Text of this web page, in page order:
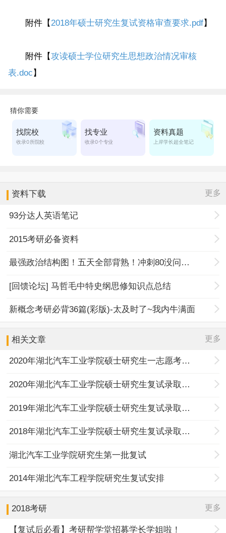
附件【2018年硕士研究生复试资格审查要求.pdf】
附件【攻读硕士学位研究生思想政治情况审核
表.doc 】
资料下载 更多
93分达人英语笔记
2015考研必备资料
最强政治结构图！五天全部背熟！冲刺80没问题！
[回馈论坛] 马哲毛中特史纲思修知识点总结
新概念考研必背36篇(彩版)-太及时了~我内牛满面
相关文章 更多
2020年湖北汽车工业学院硕士研究生一志愿考生复试具体工作安排
2020年湖北汽车工业学院硕士研究生复试录取工作办法
2019年湖北汽车工业学院硕士研究生复试录取工作办法
2018年湖北汽车工业学院硕士研究生复试录取工作办法
湖北汽车工业学院研究生第一批复试
2014年湖北汽车工程学院研究生复试安排
2018考研 更多
【复试后必看】考研帮学堂招募学长学姐啦！